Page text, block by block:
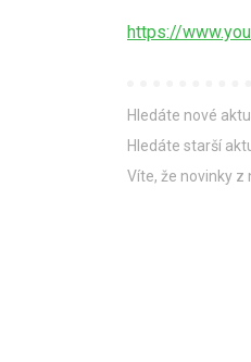
https://
Hledáte nové
Hledáte starší
Víte, že novinky